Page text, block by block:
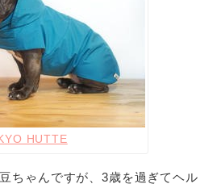
HUTTE
ちゃんですが、3歳を過ぎてヘル